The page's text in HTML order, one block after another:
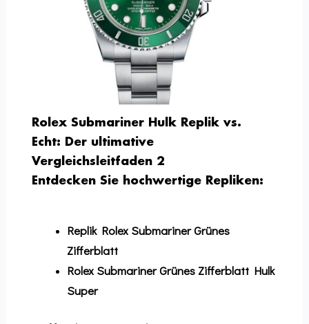
Rolex Submariner Hulk Replik vs.
Echt: Der ultimative
Vergleichsleitfaden 2
Entdecken Sie hochwertige Repliken:
Replik Rolex Submariner Grünes
Zifferblatt
Rolex Submariner Grünes Zifferblatt Hulk
Super